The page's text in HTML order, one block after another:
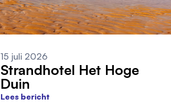
15 juli 2026
Strandhotel Het Hoge
Duin
Lees bericht